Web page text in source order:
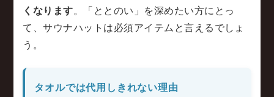
くなります。「ととのい」を深めたい方にとっ
て、サウナハットは必須アイテムと言えるでしょ
う。
タオルでは代用しきれない理由